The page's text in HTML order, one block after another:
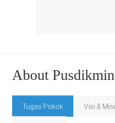
About Pusdikmin
Tugas Pokok Visi & Misi